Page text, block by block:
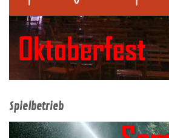
Spielbetrieb